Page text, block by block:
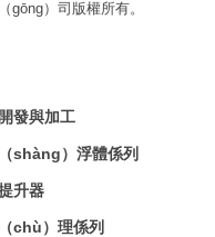
）司版權所有。
發與加工
shàng）浮體係列
升器
chù）理係列